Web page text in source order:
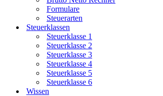
Formulare
Steuerarten
Steuerklassen
Steuerklasse 1
Steuerklasse 2
Steuerklasse 3
Steuerklasse 4
Steuerklasse 5
Steuerklasse 6
Wissen